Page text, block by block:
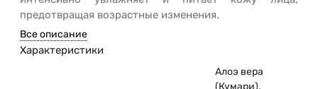
предотвращая возрастные изменения.
Все описание
Характеристики
Алоэ вера